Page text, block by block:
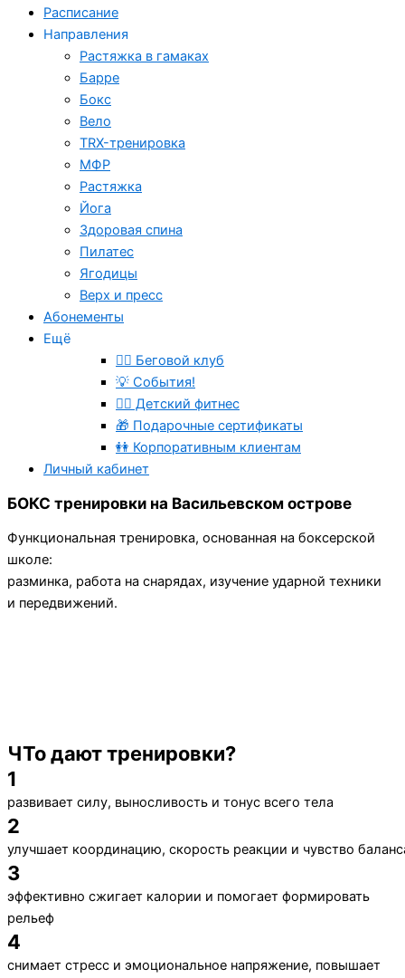
Расписание
Направления
Растяжка в гамаках
Барре
Бокс
Вело
TRX-тренировка
МФР
Растяжка
Йога
Здоровая спина
Пилатес
Ягодицы
Верх и пресс
Абонементы
Ещё
🏃‍♂️ Беговой клуб
💡 События!
🤸‍♂️ Детский фитнес
🎁 Подарочные сертификаты
👭 Корпоративным клиентам
Личный кабинет
БОКС тренировки на Васильевском острове
Функциональная тренировка, основанная на боксерской
школе:
разминка, работа на снарядах, изучение ударной техники
и передвижений.
ЧТо дают тренировки?
1
развивает силу, выносливость и тонус всего тела
2
улучшает координацию, скорость реакции и чувство
3
эффективно сжигает калории и помогает формировать
рельеф
4
снимает стресс и эмоциональное напряжение, повышает